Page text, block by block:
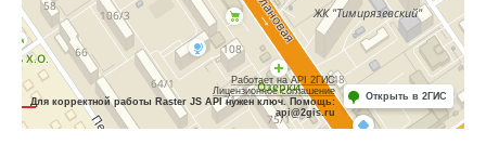
Работает на API 2ГИС
Лицензионное соглашение
Для корректной работы Raster JS API нужен ключ. Помощь:
api@2gis.ru
Открыть в 2ГИС